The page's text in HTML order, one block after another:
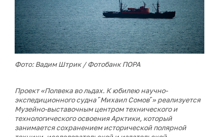
Фото: Вадим Штрик / Фотобанк ПОРА
Проект «Полвека во льдах. К юбилею научно-
экспедиционного судна ῝Михаил Сомов῝» реализуется
Музейно-выставочным центром технического и
технологического освоения Арктики, который
занимается сохранением исторической полярной